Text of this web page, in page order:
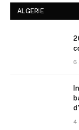
ALGERIE
2026
6
4